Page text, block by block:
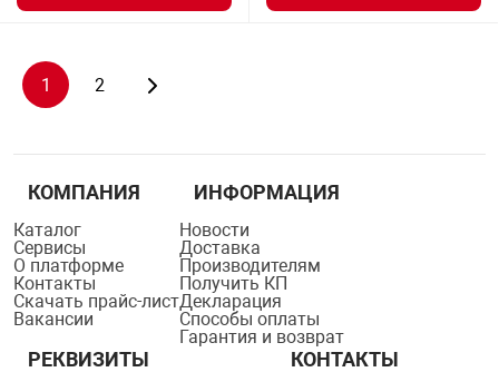
1 2
КОМПАНИЯ
Каталог
Сервисы
О платформе
Контакты
Скачать прайс-лист
Вакансии
ИНФОРМАЦИЯ
Новости
Доставка
Производителям
Получить КП
Декларация
Способы оплаты
Гарантия и возврат
РЕКВИЗИТЫ КОНТАКТЫ